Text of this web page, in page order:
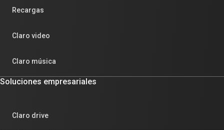
Recargas
Claro video
Claro música
Soluciones empresariales
Claro drive